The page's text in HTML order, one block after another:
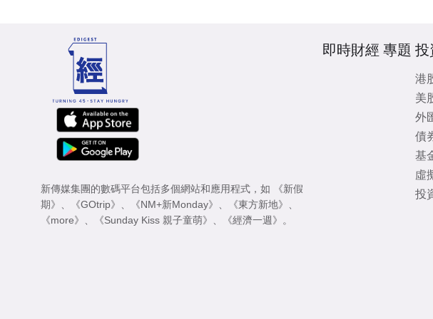
新傳媒集團的數碼平台包括多個網站和應用程式，如
《新假
期》
《GOtrip》 《NM+新Monday》 《東方新地》
《more》
《Sunday Kiss 親子童萌》 《經濟一週》 。
即時財經 專題 投
港
美
外
債
基
虛
投